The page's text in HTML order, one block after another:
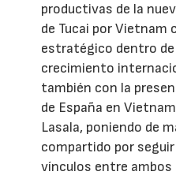
productivas de la
de Tucai por Vietnam
estratégico dentro de
crecimiento
también con la
de España en
Lasala, poniendo de
compartido por
vínculos entre